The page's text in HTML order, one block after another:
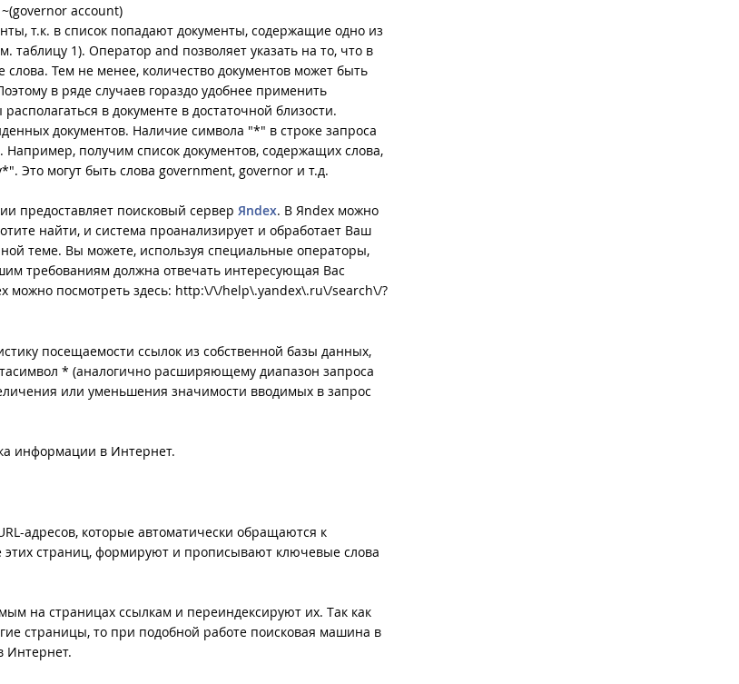
account)
т.к. в список попадают документы, содержащие одно из
таблицу 1). Оператор and позволяет указать на то, что в
Тем не менее, количество документов может быть
в ряде случаев гораздо удобнее применить
в документе в достаточной близости.
документов. Наличие символа "*" в строке запроса
Например, получим список документов, содержащих слова,
Это могут быть слова government, governor и т.д.
предоставляет поисковый сервер Яndex. В Яndex можно
найти, и система проанализирует и обработает Ваш
теме. Вы можете, используя специальные операторы,
требованиям должна отвечать интересующая Вас
можно посмотреть здесь: http:\/\/help\.yandex\.ru\/search\/?
посещаемости ссылок из собственной базы данных,
* (аналогично расширяющему диапазон запроса
или уменьшения значимости вводимых в запрос
информации в Интернет.
адресов, которые автоматически обращаются к
страниц, формируют и прописывают ключевые слова
на страницах ссылкам и переиндексируют их. Так как
страницы, то при подобной работе поисковая машина в
Интернет.